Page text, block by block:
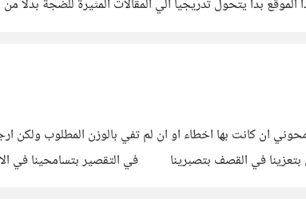
بدا يتحول تدريجيا الي المقالات المثيرة للضجة بدلا من